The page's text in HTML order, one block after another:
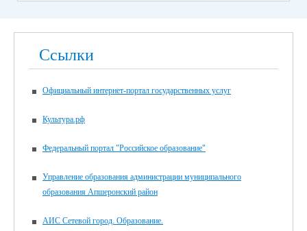
Ссылки
Официальный интернет-портал государственных услуг
Культура.рф
Федеральный портал "Российское образование"
Управление образования администрации муниципального
образования Апшеронский район
АИС Сетевой город. Образование.